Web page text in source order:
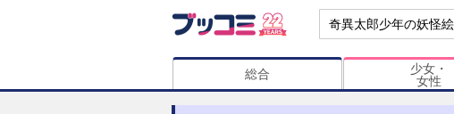
総合
少女・
女性